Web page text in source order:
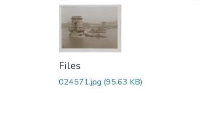
Files
024571.jpg (95.63 KB)